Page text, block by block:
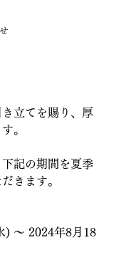
立てを賜り、厚
。
記の期間を夏季
きます。
) ～ 2024年8月18